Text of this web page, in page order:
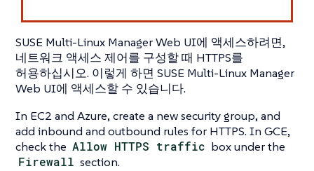
SUSE Multi-Linux Manager Web UI에 액세스하려면,
네트워크 액세스 제어를 구성할 때 HTTPS를
허용하십시오. 이렇게 하면 SUSE Multi-Linux Manager
Web UI에 액세스할 수 있습니다.
In EC2 and Azure, create a new security group, and
add inbound and outbound rules for HTTPS. In GCE,
check the Allow HTTPS traffic box under the
Firewall section.